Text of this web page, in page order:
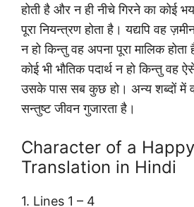
होती है और न ही नीचे गिरने का कोई
पूरा नियन्त्रण होता है। यद्यपि वह
न हो किन्तु वह अपना पूरा मालिक
कोई भी भौतिक पदार्थ न हो किन्तु वह
उसके पास सब कुछ हो। अन्य शब्दों में
सन्तुष्ट जीवन गुजारता है।
Character of a
Translation in Hindi
1. Lines 1 – 4